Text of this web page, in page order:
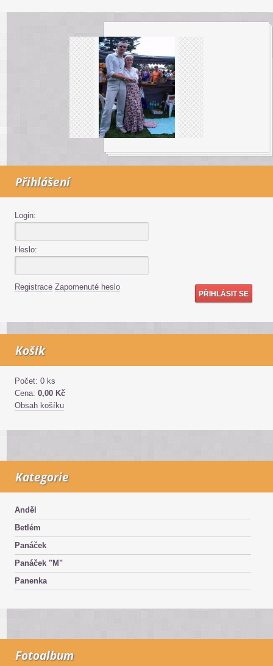
Přihlášení
Login:
Heslo:
Registrace Zapomenuté heslo
Košík
Počet: 0 ks
Cena: 0,00 Kč
Obsah košíku
Kategorie
Anděl
Betlém
Panáček
Panáček "M"
Panenka
Fotoalbum